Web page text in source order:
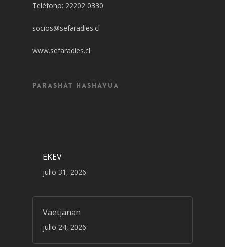
Teléfono: 22202 0330
socios@sefaradies.cl
www.sefaradies.cl
Parashat Hashavua
EKEV
julio 31, 2026
Vaetjanan
julio 24, 2026